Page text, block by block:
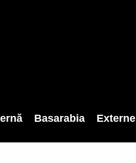
Basarabia Externe